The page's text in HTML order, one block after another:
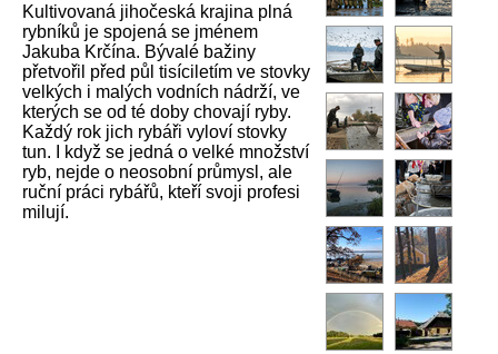
Kultivovaná jihočeská krajina plná
rybníků je spojená se jménem
Jakuba Krčína. Bývalé bažiny
přetvořil před půl tisíciletím ve stovky
velkých i malých vodních nádrží, ve
kterých se od té doby chovají ryby.
Každý rok jich rybáři vyloví stovky
tun. I když se jedná o velké množství
ryb, nejde o neosobní průmysl, ale
ruční práci rybářů, kteří svoji profesi
milují.